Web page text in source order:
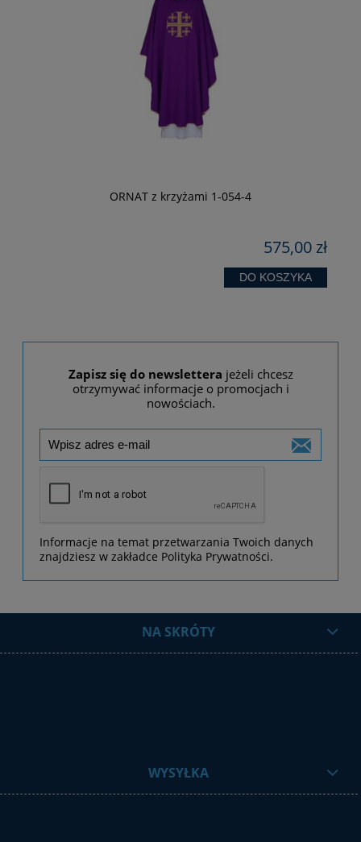
ORNAT z krzyżami 1-054-4
575,00 zł
DO KOSZYKA
Zapisz się do newslettera jeżeli chcesz
otrzymywać informacje o promocjach i
nowościach.
Informacje na temat przetwarzania Twoich danych
znajdziesz w zakładce Polityka Prywatności.
NA SKRÓTY
WYSYŁKA